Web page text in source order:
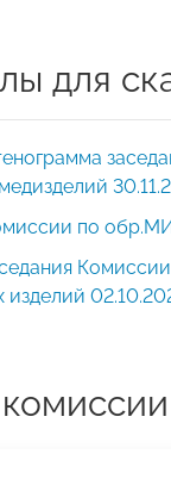
для
по
изделий